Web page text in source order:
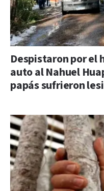
Despistaron por el
auto al Nahuel
papás sufrieron